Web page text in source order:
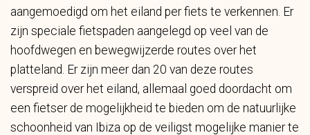
aangemoedigd om het eiland per fiets te verkennen. Er
zijn speciale fietspaden aangelegd op veel van de
hoofdwegen en bewegwijzerde routes over het
platteland. Er zijn meer dan 20 van deze routes
verspreid over het eiland, allemaal goed doordacht om
een fietser de mogelijkheid te bieden om de natuurlijke
schoonheid van Ibiza op de veiligst mogelijke manier te